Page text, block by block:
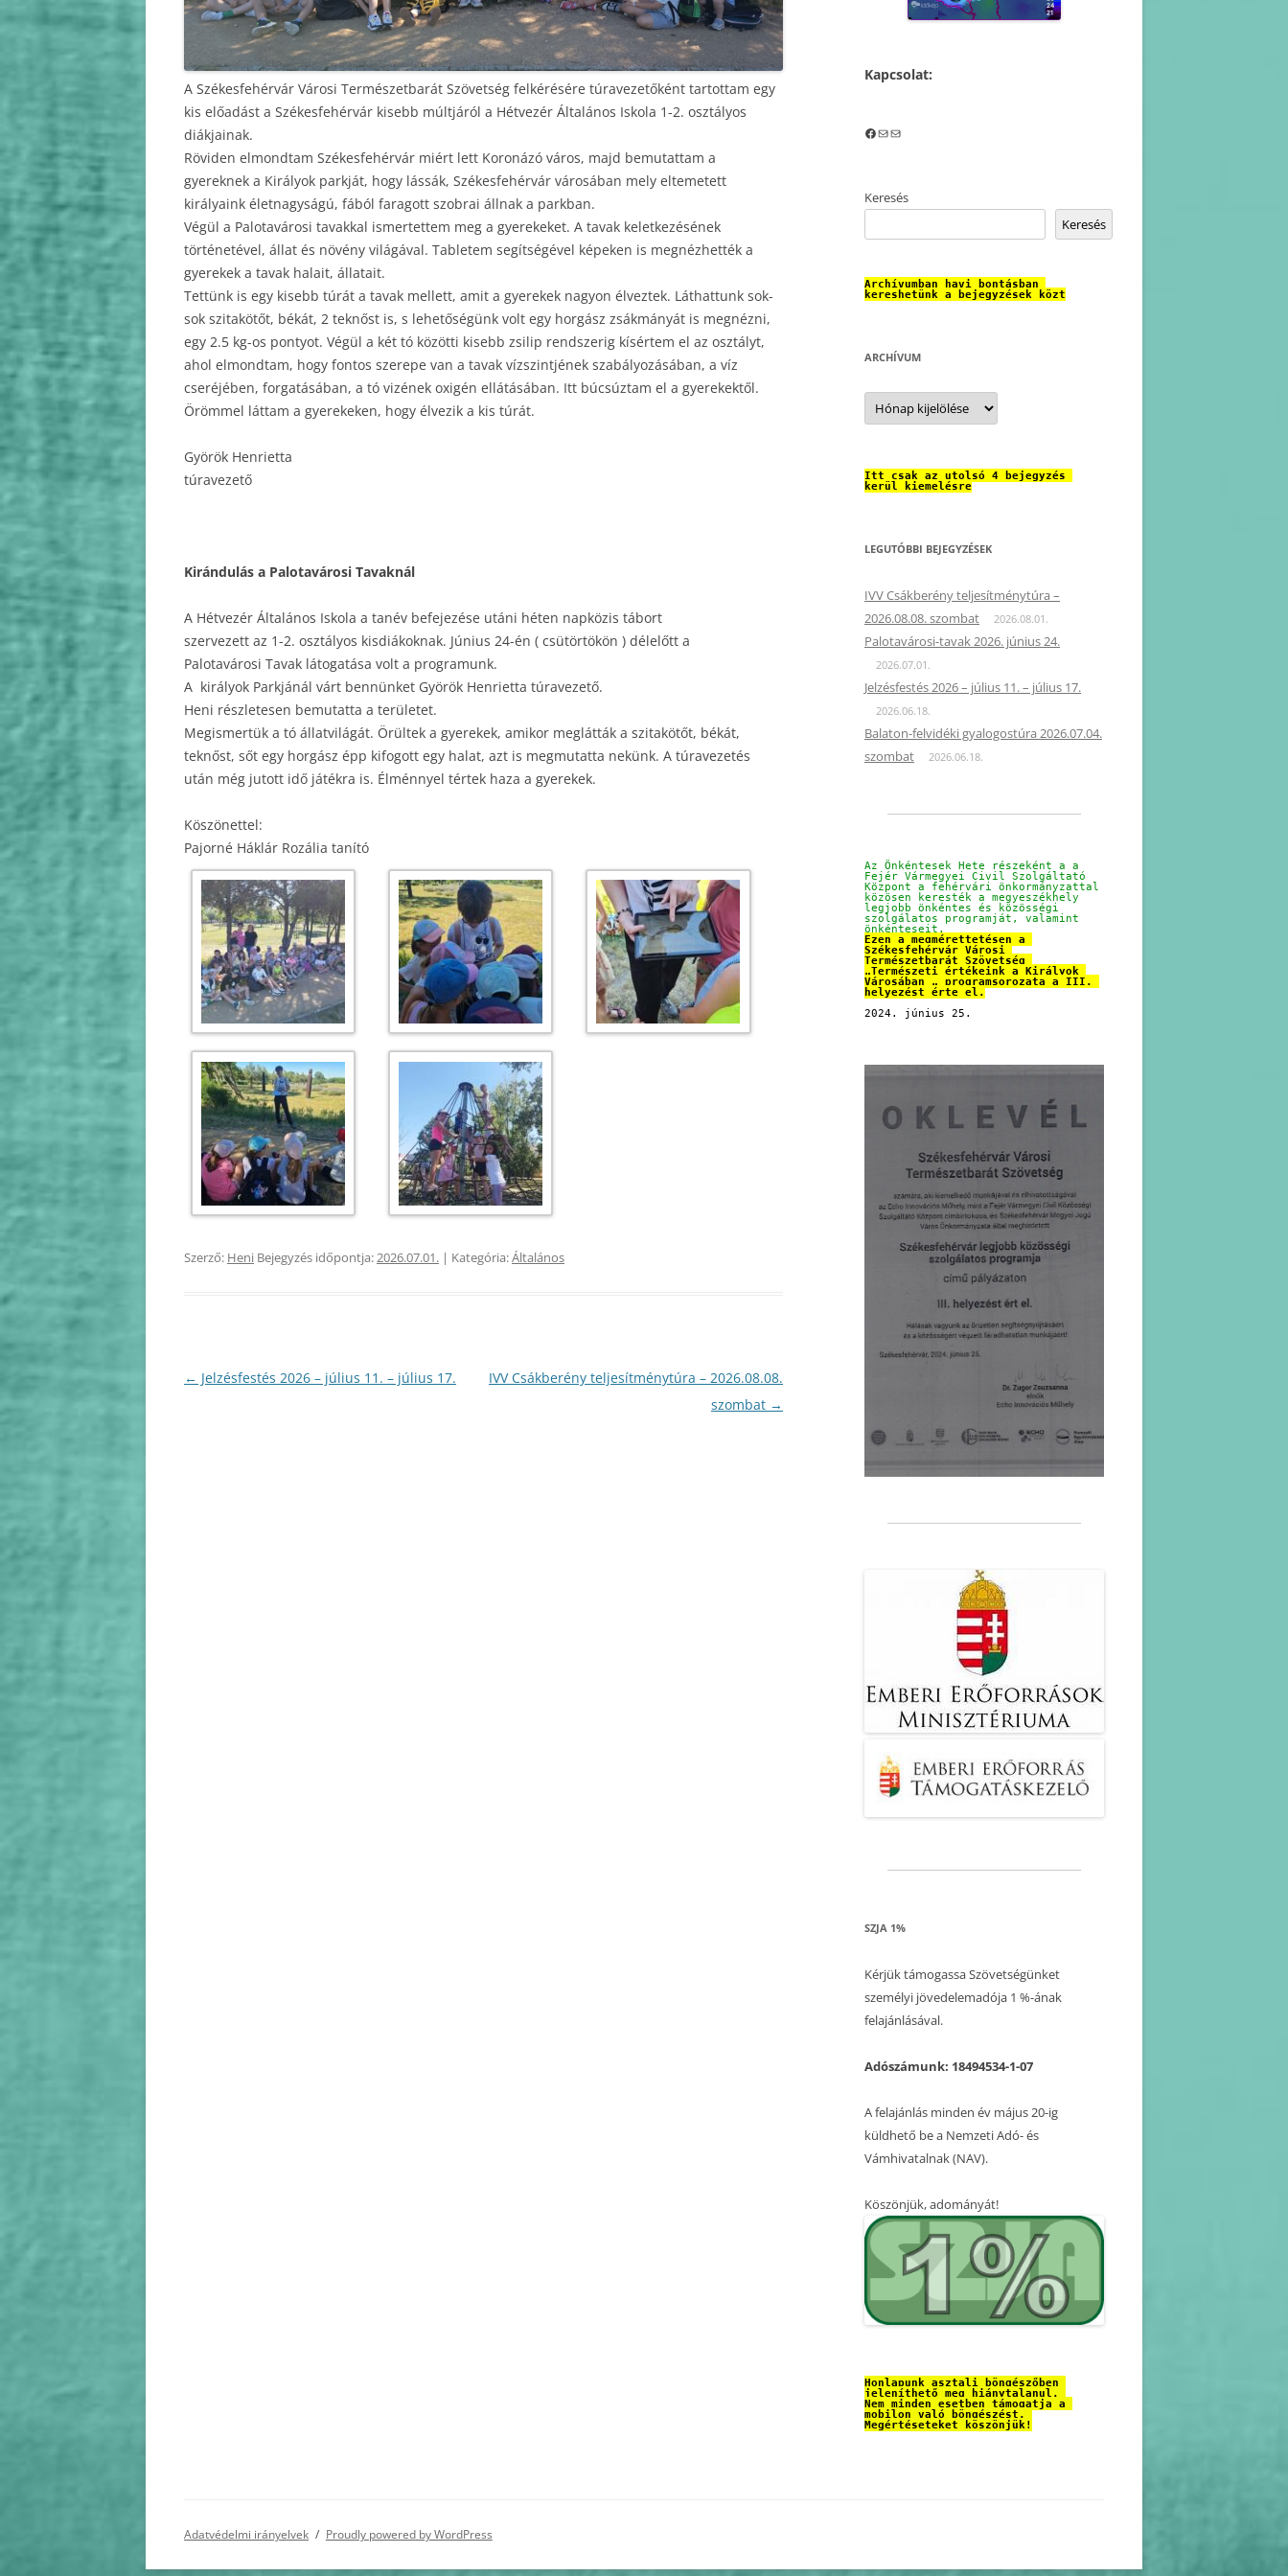
2008
2007
2006
2005
2004
2010
2009
2010
2009
2008
2007
2005
A Székesfehérvár Városi Természetbarát Szövetség felkérésére túravezetőként tartottam egy
kis előadást a Székesfehérvár kisebb múltjáról a Hétvezér Általános Iskola 1-2. osztályos
diákjainak.
Röviden elmondtam Székesfehérvár miért lett Koronázó város, majd bemutattam a
gyereknek a Királyok parkját, hogy lássák, Székesfehérvár városában mely eltemetett
királyaink életnagyságú, fából faragott szobrai állnak a parkban.
Végül a Palotavárosi tavakkal ismertettem meg a gyerekeket. A tavak keletkezésének
történetével, állat és növény világával. Tabletem segítségével képeken is megnézhették a
gyerekek a tavak halait, állatait.
Tettünk is egy kisebb túrát a tavak mellett, amit a gyerekek nagyon élveztek. Láthattunk sok-
sok szitakötőt, békát, 2 teknőst is, s lehetőségünk volt egy horgász zsákmányát is megnézni,
egy 2.5 kg-os pontyot. Végül a két tó közötti kisebb zsilip rendszerig kísértem el az osztályt,
ahol elmondtam, hogy fontos szerepe van a tavak vízszintjének szabályozásában, a víz
cseréjében, forgatásában, a tó vizének oxigén ellátásában. Itt búcsúztam el a gyerekektől.
Örömmel láttam a gyerekeken, hogy élvezik a kis túrát.
Györök Henrietta
túravezető
Kirándulás a Palotavárosi Tavaknál
A Hétvezér Általános Iskola a tanév befejezése utáni héten napközis tábort
szervezett az 1-2. osztályos kisdiákoknak. Június 24-én ( csütörtökön ) délelőtt a
Palotavárosi Tavak látogatása volt a programunk.
A királyok Parkjánál várt bennünket Györök Henrietta túravezető.
Heni részletesen bemutatta a területet.
Megismertük a tó állatvilágát. Örültek a gyerekek, amikor meglátták a szitakötőt, békát,
teknőst, sőt egy horgász épp kifogott egy halat, azt is megmutatta nekünk. A túravezetés
után még jutott idő játékra is. Élménnyel tértek haza a gyerekek.
Köszönettel:
Pajorné Háklár Rozália tanító
Szerző: Heni Bejegyzés időpontja:2026.07.01. | Kategória:Általános
Bejegyzés
← Jelzésfestés 2026 – július 11. – július 17.
IVV Csákberény teljesítménytúra – 2026.08.08.
szombat →
Kapcsolat:
Facebook
Mail
Mail
Keresés
Keresés
Archívumban havi bontásban
kereshetünk a bejegyzések közt
ARCHÍVUM
Archívum
Itt csak az utolsó 4 bejegyzés
kerül kiemelésre
LEGUTÓBBI BEJEGYZÉSEK
IVV Csákberény teljesítménytúra –
2026.08.08. szombat
2026.08.01.
Palotavárosi-tavak 2026. június 24.
2026.07.01.
Jelzésfestés 2026 – július 11. – július 17.
2026.06.18.
Balaton-felvidéki gyalogostúra 2026.07.04.
szombat
2026.06.18.
Az Önkéntesek Hete részeként a a
Fejér Vármegyei Civil Szolgáltató
Központ a fehérvári önkormányzattal
közösen keresték a megyeszékhely
legjobb önkéntes és közösségi
szolgálatos programját, valamint
önkénteseit.
Ezen a megmérettetésen a
Székesfehérvár Városi
Természetbarát Szövetség
„Természeti értékeink a Királyok
Városában „ programsorozata a III.
helyezést érte el.
2024. június 25.
SZJA 1%
Kérjük támogassa Szövetségünket
személyi jövedelemadója 1 %-ának
felajánlásával.
Adószámunk: 18494534-1-07
A felajánlás minden év május 20-ig
küldhető be a Nemzeti Adó- és
Vámhivatalnak (NAV).
Köszönjük, adományát!
Honlapunk asztali böngészőben
jeleníthető meg hiánytalanul.
Nem minden esetben támogatja a
mobilon való böngészést.
Megértéseteket köszönjük!
Adatvédelmi irányelvek Proudly powered by WordPress